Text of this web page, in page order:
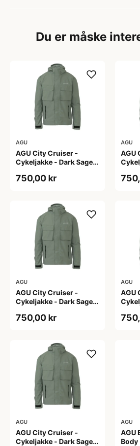
Du er måske
AGU
AGU City Cruiser -
Cykeljakke - Dark Sage -
750,00 kr
AGU
AGU
AGU
AGU City Cruiser -
Cykeljakke - Dark Sage -
750,00 kr
AGU
AGU
AGU
AGU City Cruiser -
Cykeljakke - Dark Sage -
AGU
AGU
Body